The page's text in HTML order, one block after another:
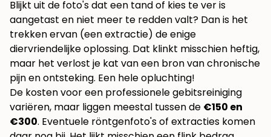
Blijkt uit de foto's dat een tand of kies te ver is
aangetast en niet meer te redden valt? Dan is het
trekken ervan (een extractie) de enige
diervriendelijke oplossing. Dat klinkt misschien heftig,
maar het verlost je kat van een bron van chronische
pijn en ontsteking. Een hele opluchting!
De kosten voor een professionele gebitsreiniging
variëren, maar liggen meestal tussen de €150 en
€300. Eventuele röntgenfoto's of extracties komen